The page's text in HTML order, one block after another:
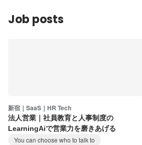
Job posts
新宿｜SaaS｜HR Tech
法人営業｜社員教育と人事制度の
LearningAiで営業力を磨きあげる
You can choose who to talk to